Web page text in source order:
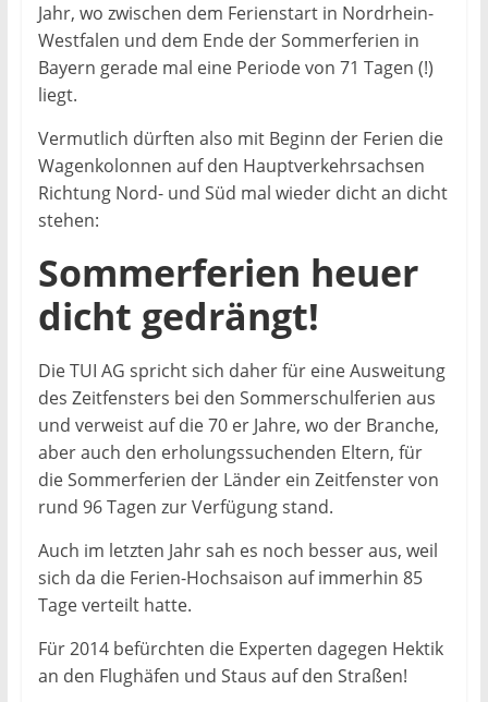
Jahr, wo zwischen dem Ferienstart in Nordrhein-
Westfalen und dem Ende der Sommerferien in
Bayern gerade mal eine Periode von 71 Tagen (!)
liegt.
Vermutlich dürften also mit Beginn der Ferien die
Wagenkolonnen auf den Hauptverkehrsachsen
Richtung Nord- und Süd mal wieder dicht an dicht
stehen:
Sommerferien heuer
dicht gedrängt!
Die TUI AG spricht sich daher für eine Ausweitung
des Zeitfensters bei den Sommerschulferien aus
und verweist auf die 70 er Jahre, wo der Branche,
aber auch den erholungssuchenden Eltern, für
die Sommerferien der Länder ein Zeitfenster von
rund 96 Tagen zur Verfügung stand.
Auch im letzten Jahr sah es noch besser aus, weil
sich da die Ferien-Hochsaison auf immerhin 85
Tage verteilt hatte.
Für 2014 befürchten die Experten dagegen Hektik
an den Flughäfen und Staus auf den Straßen!